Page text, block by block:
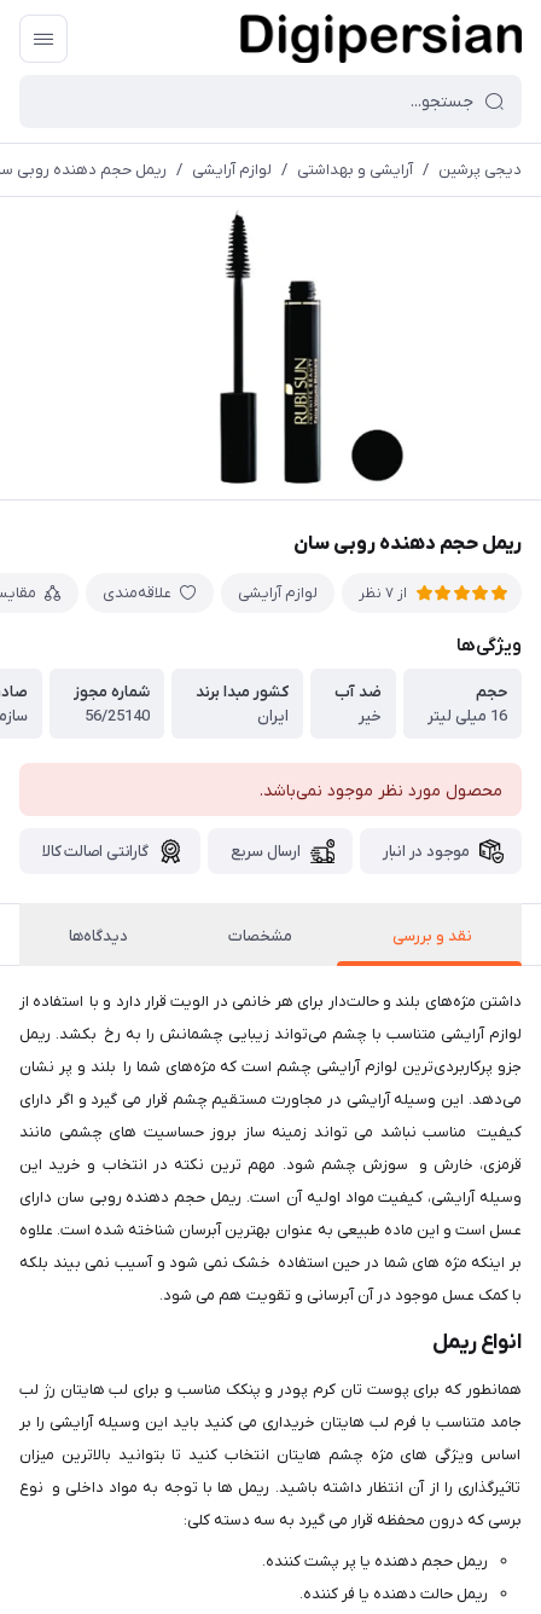
دیجی پرشین / آرایشی و بهداشتی / لوازم آرایشی / ریمل حجم دهنده روبی
ریمل حجم دهنده روبی سان
از 7 نظر لوازم آرایشی علاقه‌مندی
ویژگی‌ها
حجم
16 میلی لیتر
ضد آب
خیر
کشور مبدا برند
ایران
شماره مجوز
56/25140
محصول مورد نظر موجود نمی‌باشد.
موجود در انبار ارسال سریع گارانتی اصالت کالا
نقد و بررسی مشخصات دیدگاه‌ها
داشتن مژه‌های بلند و حالت‌دار برای هر خانمی در الویت قرار دارد و با استفاده از
لوازم آرایشی متناسب با چشم می‌تواند زیبایی چشمانش را به رخ بکشد. ریمل
جزو پرکاربردی‌ترین لوازم آرایشی چشم است که مژه‌های شما را بلند و پر نشان
می‌دهد. این وسیله آرایشی در مجاورت مستقیم چشم قرار می گیرد و اگر دارای
کیفیت مناسب نباشد می تواند زمینه ساز بروز حساسیت های چشمی مانند
قرمزی، خارش و سوزش چشم شود. مهم ترین نکته در انتخاب و خرید این
وسیله آرایشی، کیفیت مواد اولیه آن است. ریمل حجم دهنده روبی سان دارای
عسل است و این ماده طبیعی به عنوان بهترین آبرسان شناخته شده است. علاوه
بر اینکه مژه های شما در حین استفاده خشک نمی شود و آسیب نمی بیند بلکه
با کمک عسل موجود در آن آبرسانی و تقویت هم می شود.
انواع ریمل
همانطور که برای پوست تان کرم پودر و پنکک مناسب و برای لب هایتان رژ لب
جامد متناسب با فرم لب هایتان خریداری می کنید باید این وسیله آرایشی را بر
اساس ویژگی های مژه چشم هایتان انتخاب کنید تا بتوانید بالاترین میزان
تاثیرگذاری را از آن انتظار داشته باشید. ریمل ها با توجه به مواد داخلی و نوع
برسی که درون محفظه قرار می گیرد به سه دسته کلی:
ریمل حجم دهنده یا پر پشت کننده.
ریمل حالت دهنده یا فر کننده.